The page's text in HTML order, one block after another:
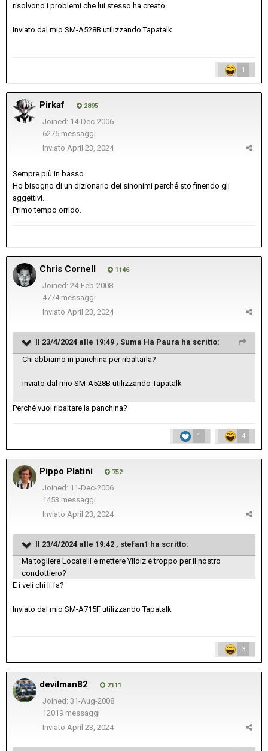
risolvono i problemi che lui stesso ha creato.
Inviato dal mio SM-A528B utilizzando Tapatalk
1
Pirkaf 2895
Joined: 14-Dec-2006
6276 messaggi
Inviato April 23, 2024
Sempre più in basso.
Ho bisogno di un dizionario dei sinonimi perché sto finendo gli
aggettivi.
Primo tempo orrido.
Chris Cornell 1146
Joined: 24-Feb-2008
4774 messaggi
Inviato April 23, 2024
Il 23/4/2024 alle 19:49 , Suma Ha Paura ha scritto:
Chi abbiamo in panchina per ribaltarla?
Inviato dal mio SM-A528B utilizzando Tapatalk
Perché vuoi ribaltare la panchina?
1 4
Pippo Platini 752
Joined: 11-Dec-2006
1453 messaggi
Inviato April 23, 2024
Il 23/4/2024 alle 19:42 , stefan1 ha scritto:
Ma togliere Locatelli e mettere Yildiz è troppo per il nostro
condottiero?
E i veli chi li fa?
Inviato dal mio SM-A715F utilizzando Tapatalk
3
devilman82 2111
Joined: 31-Aug-2008
12019 messaggi
Inviato April 23, 2024